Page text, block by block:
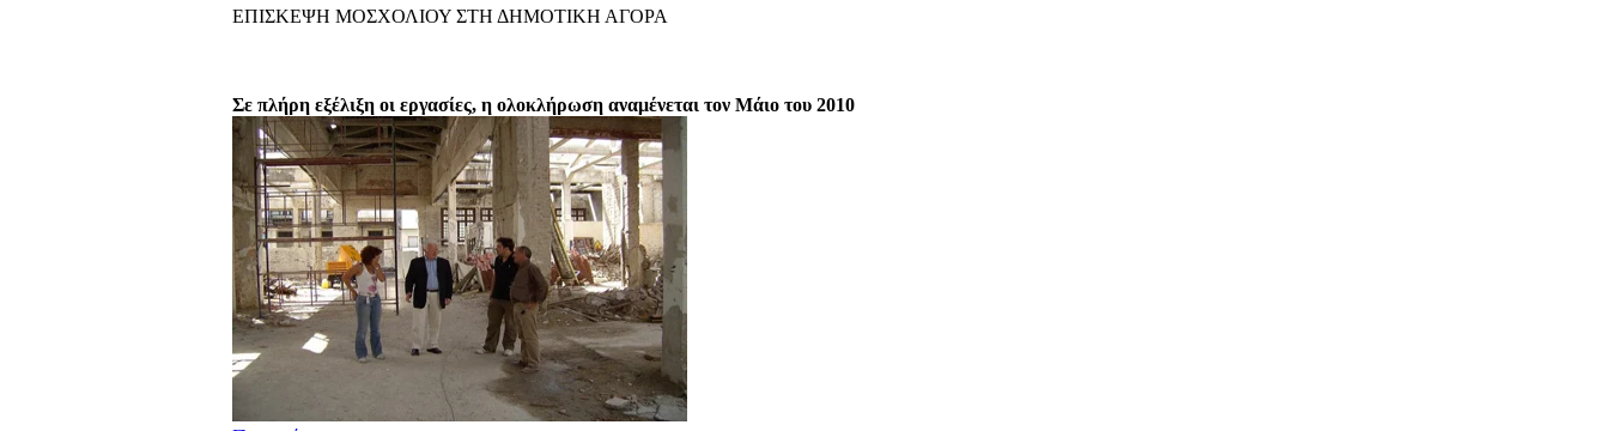
ΕΠΙΣΚΕΨΗ ΜΟΣΧΟΛΙΟΥ ΣΤΗ ΔΗΜΟΤΙΚΗ ΑΓΟΡΑ
Σε πλήρη εξέλιξη οι εργασίες, η ολοκλήρωση αναμένεται τον Μάιο του 2010